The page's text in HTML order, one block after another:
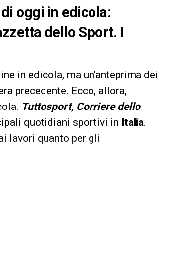
oggi in edicola:
dello Sport. I
in edicola, ma un’anteprima dei
precedente. Ecco, allora,
Tuttosport, Corriere dello
quotidiani sportivi in Italia.
lavori quanto per gli